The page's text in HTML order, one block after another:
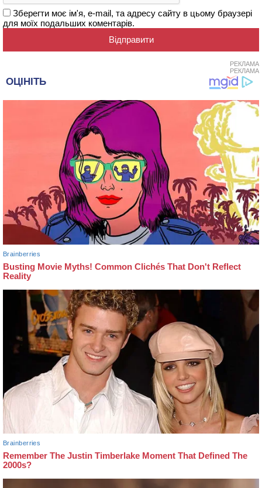
Зберегти моє ім'я, e-mail, та адресу сайту в цьому браузері
для моїх подальших коментарів.
РЕКЛАМА
РЕКЛАМА